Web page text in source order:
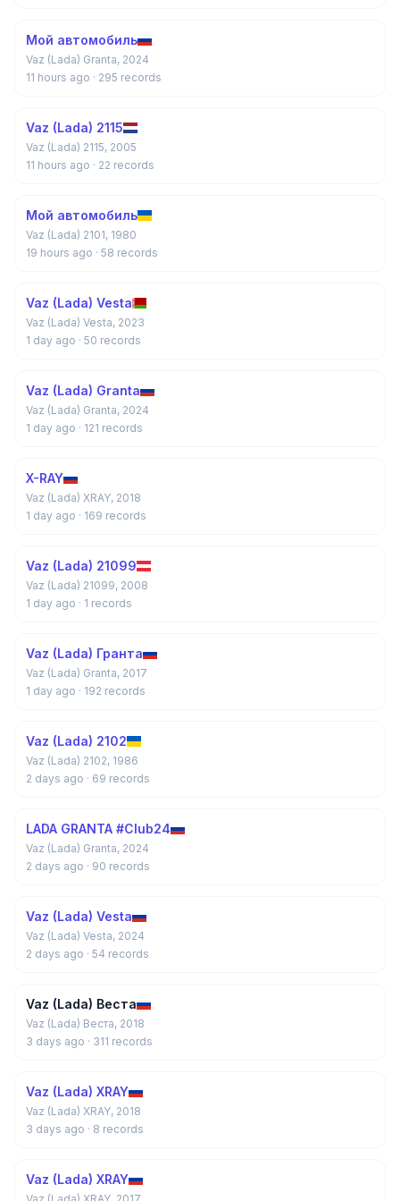
Мой автомобиль
Vaz (Lada) Granta, 2024
11 hours ago · 295 records
Vaz (Lada) 2115
Vaz (Lada) 2115, 2005
11 hours ago · 22 records
Мой автомобиль
Vaz (Lada) 2101, 1980
19 hours ago · 58 records
Vaz (Lada) Vesta
Vaz (Lada) Vesta, 2023
1 day ago · 50 records
Vaz (Lada) Granta
Vaz (Lada) Granta, 2024
1 day ago · 121 records
X-RAY
Vaz (Lada) XRAY, 2018
1 day ago · 169 records
Vaz (Lada) 21099
Vaz (Lada) 21099, 2008
1 day ago · 1 records
Vaz (Lada) Гранта
Vaz (Lada) Granta, 2017
1 day ago · 192 records
Vaz (Lada) 2102
Vaz (Lada) 2102, 1986
2 days ago · 69 records
LADA GRANTA #Club24
Vaz (Lada) Granta, 2024
2 days ago · 90 records
Vaz (Lada) Vesta
Vaz (Lada) Vesta, 2024
2 days ago · 54 records
Vaz (Lada) Веста
Vaz (Lada) Веста, 2018
3 days ago · 311 records
Vaz (Lada) XRAY
Vaz (Lada) XRAY, 2018
3 days ago · 8 records
Vaz (Lada) XRAY